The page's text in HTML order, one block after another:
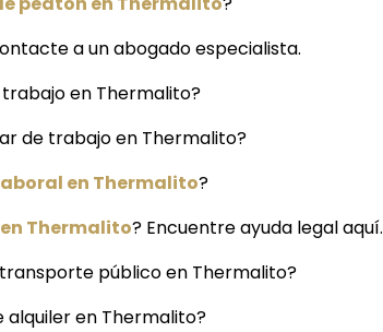
a un abogado especialista.
en Thermalito?
de trabajo en Thermalito?
en Thermalito?
Thermalito? Encuentre ayuda legal aquí.
público en Thermalito?
alquiler en Thermalito?